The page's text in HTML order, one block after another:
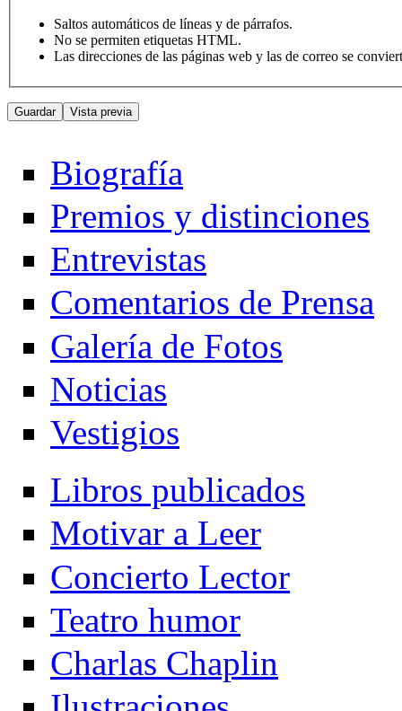
Saltos automáticos de líneas y de párrafos.
No se permiten etiquetas HTML.
Las direcciones de las páginas web y las de correo se
Biografía
Premios y distinciones
Entrevistas
Comentarios de Prensa
Galería de Fotos
Noticias
Vestigios
Libros publicados
Motivar a Leer
Concierto Lector
Teatro humor
Charlas Chaplin